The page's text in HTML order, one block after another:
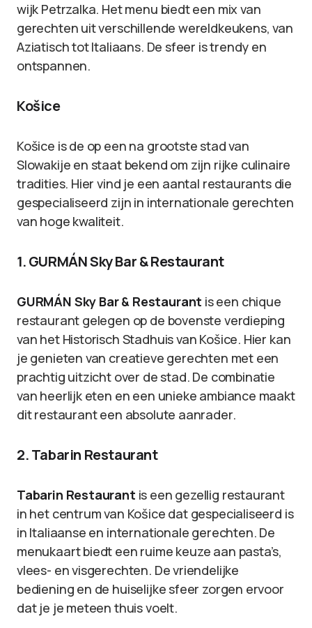
wijk Petrzalka. Het menu biedt een mix van
gerechten uit verschillende wereldkeukens, van
Aziatisch tot Italiaans. De sfeer is trendy en
ontspannen.
Košice
Košice is de op een na grootste stad van
Slowakije en staat bekend om zijn rijke culinaire
tradities. Hier vind je een aantal restaurants die
gespecialiseerd zijn in internationale gerechten
van hoge kwaliteit.
1. GURMÁN Sky Bar & Restaurant
GURMÁN Sky Bar & Restaurant is een chique
restaurant gelegen op de bovenste verdieping
van het Historisch Stadhuis van Košice. Hier kan
je genieten van creatieve gerechten met een
prachtig uitzicht over de stad. De combinatie
van heerlijk eten en een unieke ambiance maakt
dit restaurant een absolute aanrader.
2. Tabarin Restaurant
Tabarin Restaurant is een gezellig restaurant
in het centrum van Košice dat gespecialiseerd is
in Italiaanse en internationale gerechten. De
menukaart biedt een ruime keuze aan pasta’s,
vlees- en visgerechten. De vriendelijke
bediening en de huiselijke sfeer zorgen ervoor
dat je je meteen thuis voelt.